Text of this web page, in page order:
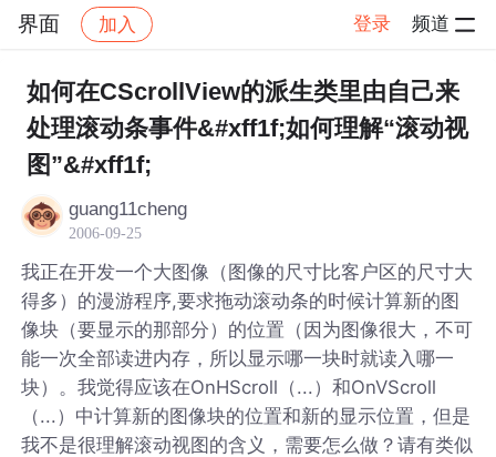
界面 加入 登录 频道
社区 界面 帖子详情
如何在CScrollView的派生类里由自己来
处理滚动条事件&#xff1f;如何理解“滚动视
图”&#xff1f;
guang11cheng
2006-09-25
我正在开发一个大图像（图像的尺寸比客户区的尺寸大
得多）的漫游程序,要求拖动滚动条的时候计算新的图
像块（要显示的那部分）的位置（因为图像很大，不可
能一次全部读进内存，所以显示哪一块时就读入哪一
块）。我觉得应该在OnHScroll（...）和OnVScroll
（...）中计算新的图像块的位置和新的显示位置，但是
我不是很理解滚动视图的含义，需要怎么做？请有类似